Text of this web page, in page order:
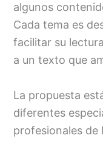
algunos
Cada tema es
facilitar su
a un texto que
La propuesta
diferentes
profesionales de